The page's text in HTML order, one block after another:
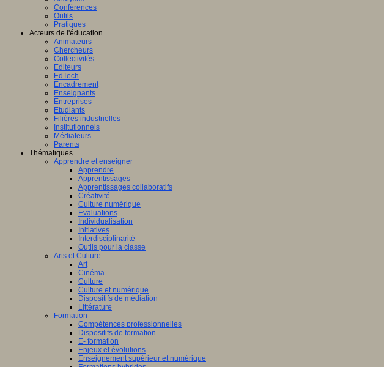
Conférences
Outils
Pratiques
Acteurs de l'éducation
Animateurs
Chercheurs
Collectivités
Editeurs
EdTech
Encadrement
Enseignants
Entreprises
Etudiants
Filières industrielles
Institutionnels
Médiateurs
Parents
Thématiques
Apprendre et enseigner
Apprendre
Apprentissages
Apprentissages collaboratifs
Créativité
Culture numérique
Evaluations
Individualisation
Initiatives
Interdisciplinarité
Outils pour la classe
Arts et Culture
Art
Cinéma
Culture
Culture et numérique
Dispositifs de médiation
Littérature
Formation
Compétences professionnelles
Dispositifs de formation
E- formation
Enjeux et évolutions
Enseignement supérieur et numérique